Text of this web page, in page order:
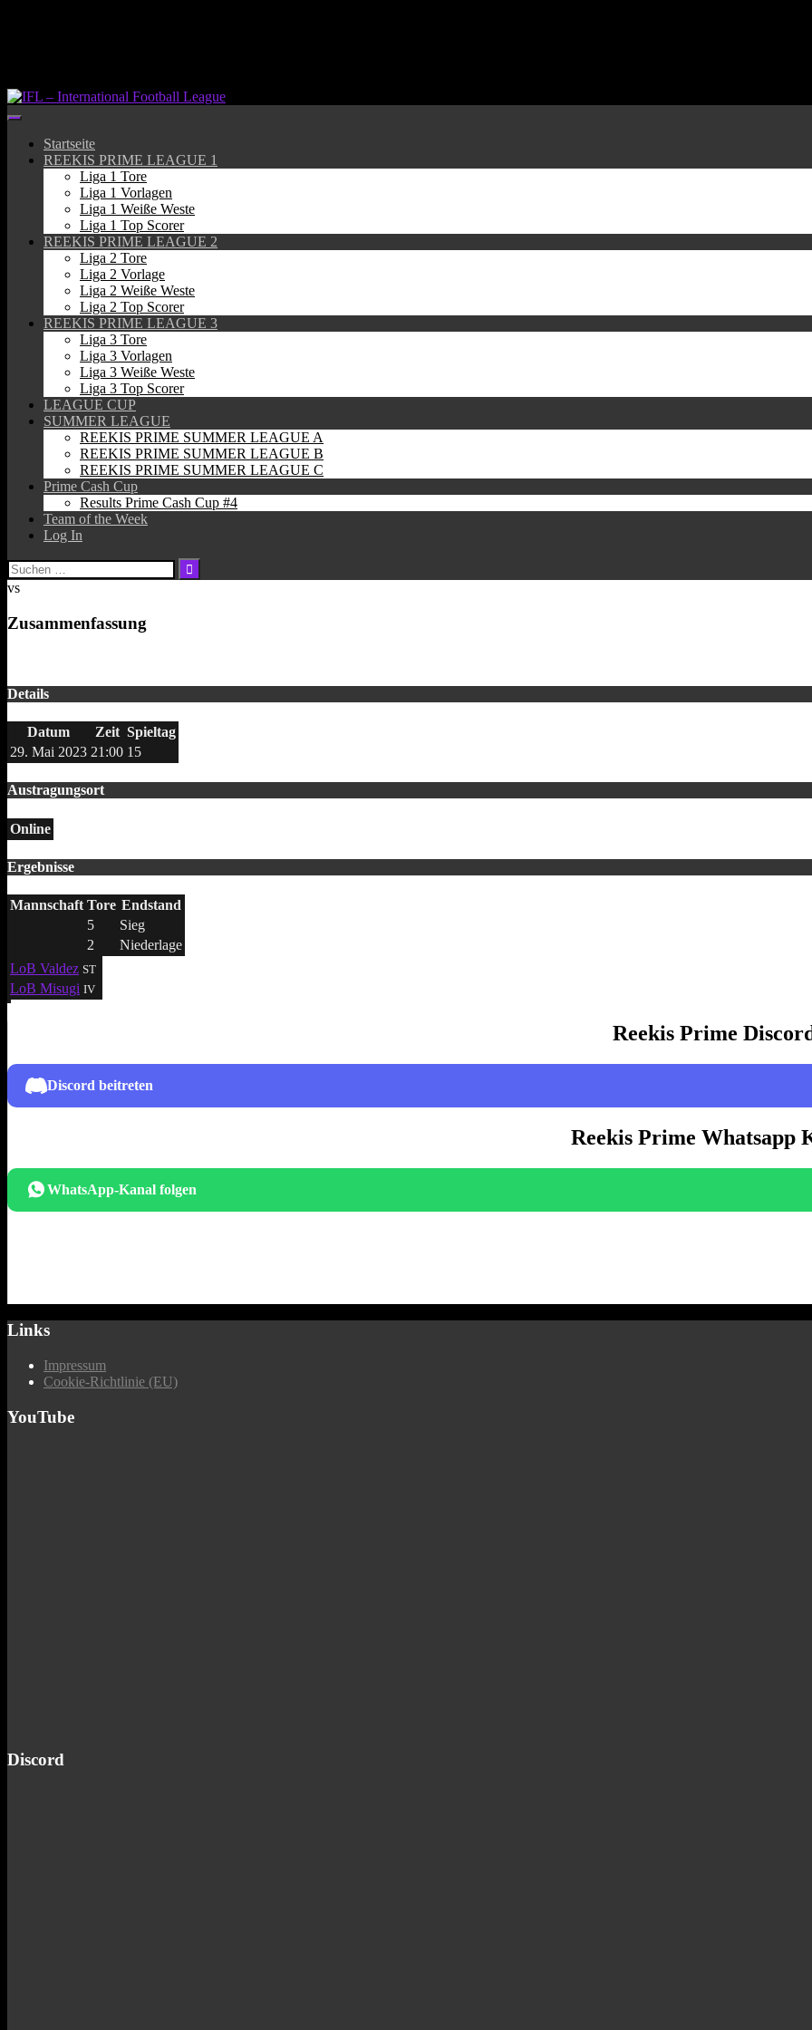
Startseite
REEKIS PRIME LEAGUE 1
Liga 1 Tore
Liga 1 Vorlagen
Liga 1 Weiße Weste
Liga 1 Top Scorer
REEKIS PRIME LEAGUE 2
Liga 2 Tore
Liga 2 Vorlage
Liga 2 Weiße Weste
Liga 2 Top Scorer
REEKIS PRIME LEAGUE 3
Liga 3 Tore
Liga 3 Vorlagen
Liga 3 Weiße Weste
Liga 3 Top Scorer
LEAGUE CUP
SUMMER LEAGUE
REEKIS PRIME SUMMER LEAGUE A
REEKIS PRIME SUMMER LEAGUE B
REEKIS PRIME SUMMER LEAGUE C
Prime Cash Cup
Results Prime Cash Cup #4
Team of the Week
Log In
Suchen
nach:
vs
Zusammenfassung
Details
Datum Zeit Spieltag
29. Mai 2023 21:00 15
Austragungsort
Online
Ergebnisse
Mannschaft Tore Endstand
5
Sieg
2
Niederlage
LoB Valdez ST
LoB Misugi IV
Reekis Prime
Discord beitreten
Reekis Prime Whatsapp
WhatsApp-Kanal folgen
Links
Impressum
Cookie-Richtlinie (EU)
YouTube
Discord